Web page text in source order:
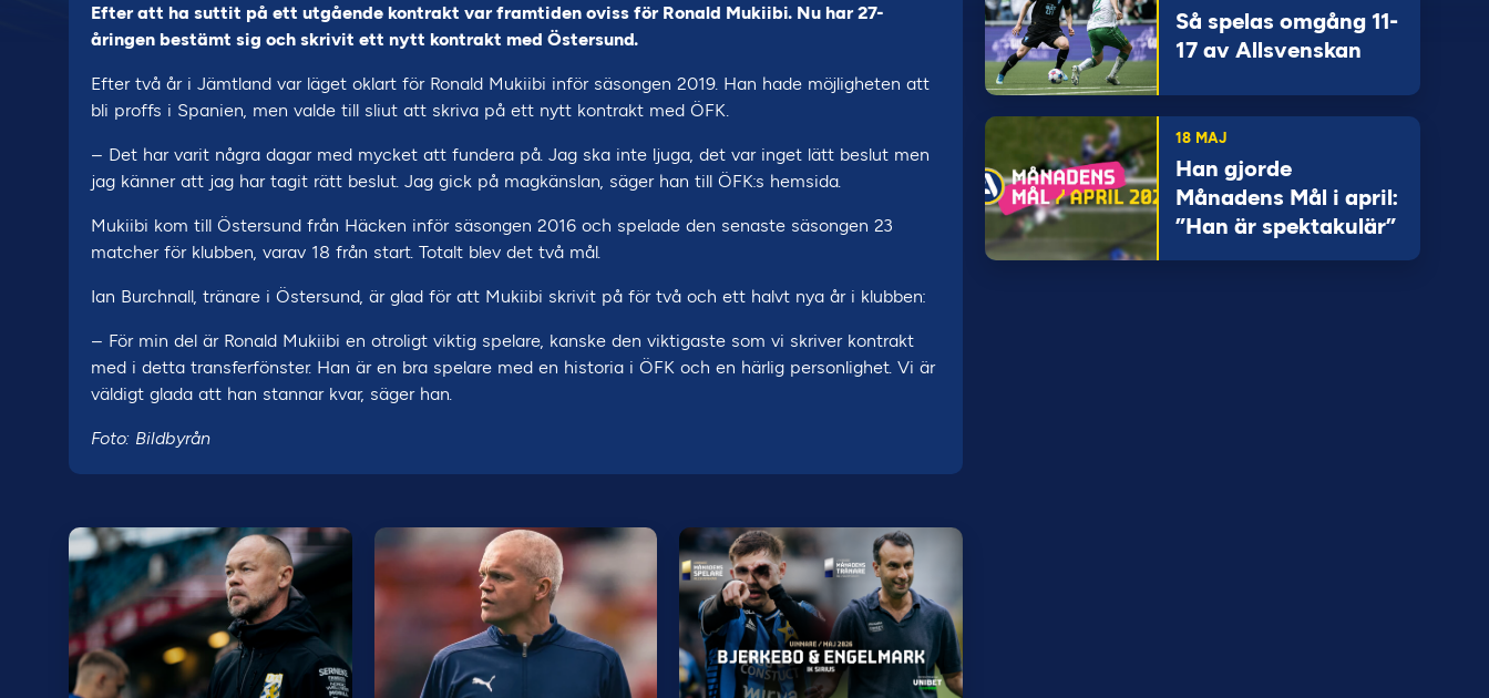
Efter att ha suttit på ett utgående kontrakt var framtiden oviss för Ronald Mukiibi. Nu har 27-
åringen bestämt sig och skrivit ett nytt kontrakt med Östersund.
Efter två år i Jämtland var läget oklart för Ronald Mukiibi inför säsongen 2019. Han hade möjligheten att
bli proffs i Spanien, men valde till sliut att skriva på ett nytt kontrakt med ÖFK.
– Det har varit några dagar med mycket att fundera på. Jag ska inte ljuga, det var inget lätt beslut men
jag känner att jag har tagit rätt beslut. Jag gick på magkänslan, säger han till ÖFK:s hemsida.
Mukiibi kom till Östersund från Häcken inför säsongen 2016 och spelade den senaste säsongen 23
matcher för klubben, varav 18 från start. Totalt blev det två mål.
Ian Burchnall, tränare i Östersund, är glad för att Mukiibi skrivit på för två och ett halvt nya år i klubben:
– För min del är Ronald Mukiibi en otroligt viktig spelare, kanske den viktigaste som vi skriver kontrakt
med i detta transferfönster. Han är en bra spelare med en historia i ÖFK och en härlig personlighet. Vi är
väldigt glada att han stannar kvar, säger han.
Foto: Bildbyrån
Så spelas omgång 11-
17 av Allsvenskan
18 MAJ
Han gjorde
Månadens Mål i april:
”Han är spektakulär”